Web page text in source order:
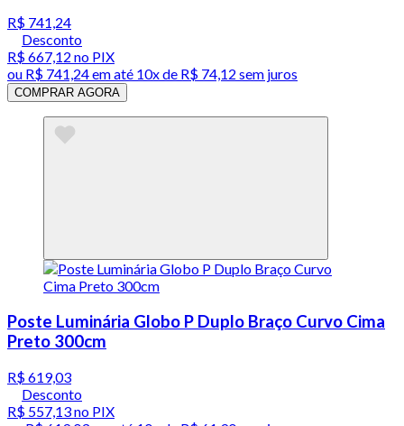
R$ 741,24
Desconto
R$ 667,12 no PIX
ou R$ 741,24em até 10x de R$ 74,12 sem juros
COMPRAR AGORA
Poste Luminária Globo P Duplo Braço Curvo Cima
Preto 300cm
R$ 619,03
Desconto
R$ 557,13no PIX